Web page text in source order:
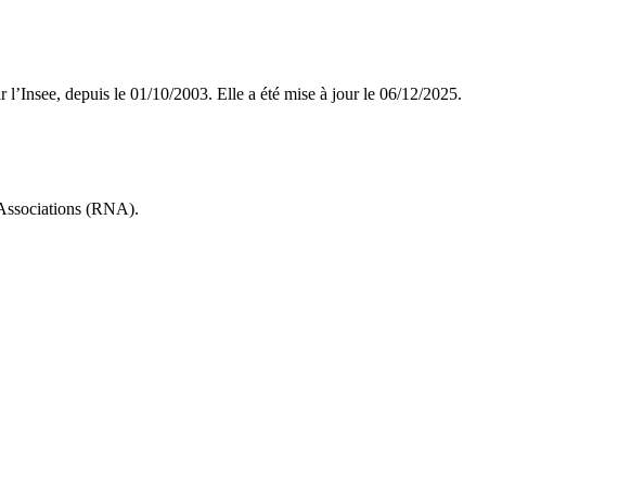
l’Insee, depuis le 01/10/2003. Elle a été mise à jour le 06/12/2025.
(RNA).